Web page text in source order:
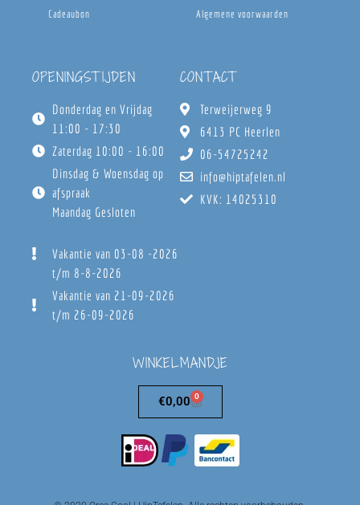
Cadeaubon Algemene voorwaarden
OPENINGSTIJDEN
Donderdag en Vrijdag
11:00 - 17:30
Zaterdag 10:00 - 16:00
Dinsdag & Woensdag op
afspraak
Maandag Gesloten
Vakantie van 03-08 -2026
t/m 8-8-2026
Vakantie van 21-09-2026
t/m 26-09-2026
CONTACT
Terweijerweg 9
6413 PC Heerlen
06-54725242
info@hiptafelen.nl
KVK: 14025310
WINKELMANDJE
€0,00 0